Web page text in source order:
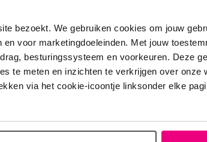
bezoekt. We gebruiken cookies om jouw
voor marketingdoeleinden. Met jouw
besturingssysteem en voorkeuren. Deze
te meten en inzichten te verkrijgen over onze
via het cookie-icoontje linksonder elke
Symptomen
Als sarcoïdose plotseling de kop
opsteekt, kun je je grieperig
Lees verder